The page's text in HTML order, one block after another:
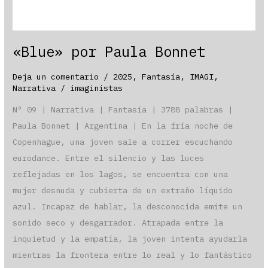
«Blue» por Paula Bonnet
Deja un comentario / 2025 ,Fantasía , IMAGI,
Narrativa / imaginistas
Nº 09 | Narrativa | Fantasía | 3788 palabras |
Paula Bonnet | Argentina | En la fría noche de
Copenhague, una joven sale a correr escuchando
eurodance. Entre el silencio y las luces
reflejadas en los lagos, se encuentra con una
mujer desnuda y cubierta de un extraño líquido
azul. Incapaz de hablar, la desconocida emite un
sonido seco y desgarrador. Atrapada entre la
inquietud y la empatía, la joven intenta ayudarla
mientras la frontera entre lo real y lo fantástico